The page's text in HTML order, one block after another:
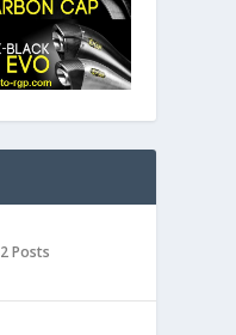
2 Posts